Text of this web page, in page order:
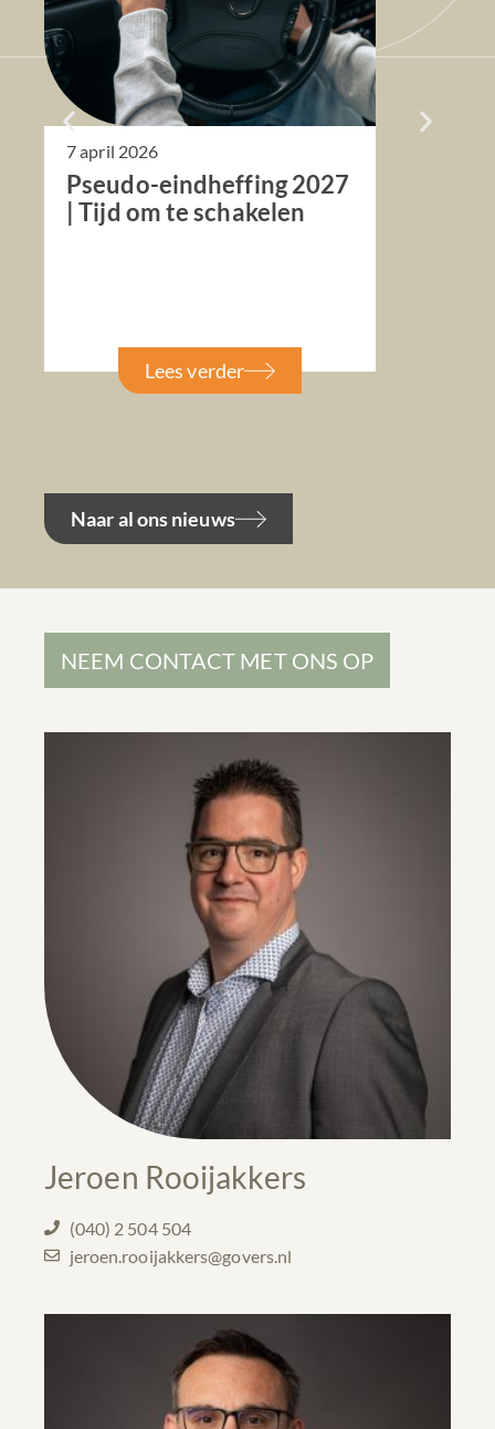
7 april 2026
Pseudo-eindheffing 2027
| Tijd om te schakelen
Lees verder
Naar al ons nieuws
NEEM CONTACT MET ONS OP
Jeroen Rooijakkers
(040) 2 504 504
jeroen.rooijakkers@govers.nl